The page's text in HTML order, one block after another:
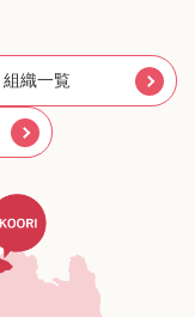
組織一覧